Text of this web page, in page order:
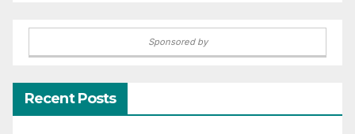
Sponsored by
Recent Posts